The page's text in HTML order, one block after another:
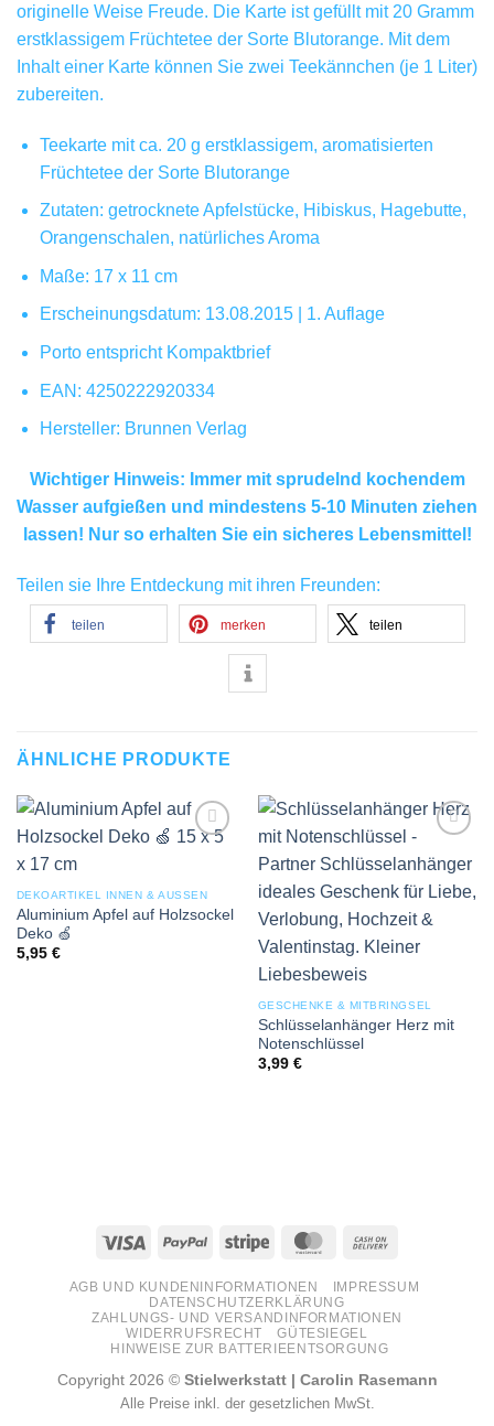
originelle Weise Freude. Die Karte ist gefüllt mit 20 Gramm
erstklassigem Früchtetee der Sorte Blutorange. Mit dem
Inhalt einer Karte können Sie zwei Teekännchen (je 1 Liter)
zubereiten.
Teekarte mit ca. 20 g erstklassigem, aromatisierten
Früchtetee der Sorte Blutorange
Zutaten: getrocknete Apfelstücke, Hibiskus, Hagebutte,
Orangenschalen, natürliches Aroma
Maße: 17 x 11 cm
Erscheinungsdatum: 13.08.2015 | 1. Auflage
Porto entspricht Kompaktbrief
EAN: 4250222920334
Hersteller: Brunnen Verlag
Wichtiger Hinweis: Immer mit sprudelnd kochendem
Wasser aufgießen und mindestens 5-10 Minuten ziehen
lassen! Nur so erhalten Sie ein sicheres Lebensmittel!
Teilen sie Ihre Entdeckung mit ihren Freunden:
teilen merken teilen
ÄHNLICHE PRODUKTE
DEKOARTIKEL INNEN & AUSSEN
Aluminium Apfel auf Holzsockel
Deko 🍏
5,95 €
wishlist
GESCHENKE & MITBRINGSEL
Schlüsselanhänger Herz mit
Notenschlüssel
3,99 €
Visa PayPal Stripe MasterCard
Delivery
AGB UND KUNDENINFORMATIONEN
IMPRESSUM
DATENSCHUTZERKLÄRUNG
ZAHLUNGS- UND VERSANDINFORMATIONEN
WIDERRUFSRECHT
GÜTESIEGEL
HINWEISE ZUR BATTERIEENTSORGUNG
Copyright 2026 © Stielwerkstatt | Carolin Rasemann
Alle Preise inkl. der gesetzlichen MwSt.